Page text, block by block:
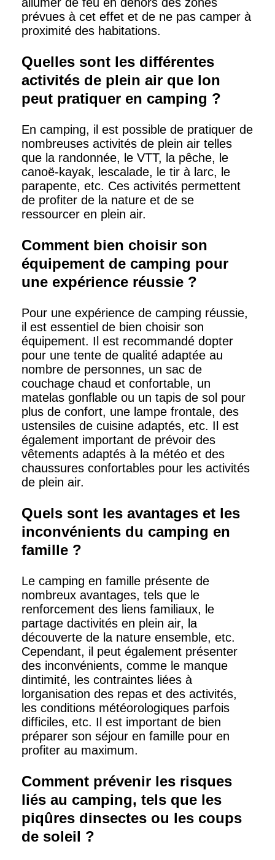
prévues à cet effet et de ne pas camper à
proximité des habitations.
Quelles sont les différentes
activités de plein air que lon
peut pratiquer en camping ?
En camping, il est possible de pratiquer de
nombreuses activités de plein air telles
que la randonnée, le VTT, la pêche, le
canoë-kayak, lescalade, le tir à larc, le
parapente, etc. Ces activités permettent
de profiter de la nature et de se
ressourcer en plein air.
Comment bien choisir son
équipement de camping pour
une expérience réussie ?
Pour une expérience de camping réussie,
il est essentiel de bien choisir son
équipement. Il est recommandé dopter
pour une tente de qualité adaptée au
nombre de personnes, un sac de
couchage chaud et confortable, un
matelas gonflable ou un tapis de sol pour
plus de confort, une lampe frontale, des
ustensiles de cuisine adaptés, etc. Il est
également important de prévoir des
vêtements adaptés à la météo et des
chaussures confortables pour les activités
de plein air.
Quels sont les avantages et les
inconvénients du camping en
famille ?
Le camping en famille présente de
nombreux avantages, tels que le
renforcement des liens familiaux, le
partage dactivités en plein air, la
découverte de la nature ensemble, etc.
Cependant, il peut également présenter
des inconvénients, comme le manque
dintimité, les contraintes liées à
lorganisation des repas et des activités,
les conditions météorologiques parfois
difficiles, etc. Il est important de bien
préparer son séjour en famille pour en
profiter au maximum.
Comment prévenir les risques
liés au camping, tels que les
piqûres dinsectes ou les coups
de soleil ?